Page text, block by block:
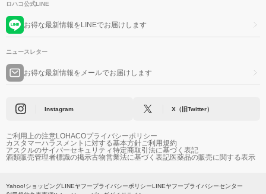
ロハコ公式LINE
お得な最新情報をLINEでお届けします
ニュースレター
お得な最新情報をメールでお届けします
Instagram X（旧Twitter）
ご利用上の注意LOHACOプライバシーポリシー
カスタマーハラスメントに対する基本方針ご利用規約
アスクルのサイバーセキュリティ特定商取引法に基づく表記
酒類販売管理者標識の掲示古物営業法に基づく表記医薬品の販売に関する表示
Yahoo!ショッピングLINEヤフープライバシーポリシーLINEヤフープライバシーセンター